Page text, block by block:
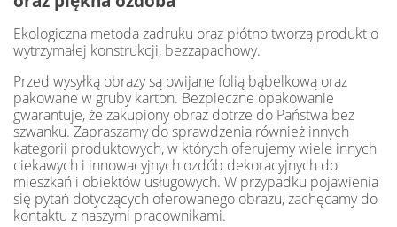
Ekologiczna metoda zadruku oraz płótno tworzą produkt o
wytrzymałej konstrukcji, bezzapachowy.
Przed wysyłką obrazy są owijane folią bąbelkową oraz
pakowane w gruby karton. Bezpieczne opakowanie
gwarantuje, że zakupiony obraz dotrze do Państwa bez
szwanku. Zapraszamy do sprawdzenia również innych
kategorii produktowych, w których oferujemy wiele innych
ciekawych i innowacyjnych ozdób dekoracyjnych do
mieszkań i obiektów usługowych. W przypadku pojawienia
się pytań dotyczących oferowanego obrazu, zachęcamy do
kontaktu z naszymi pracownikami.